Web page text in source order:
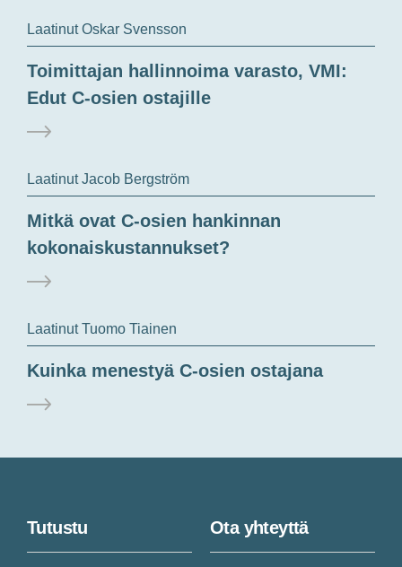
Laatinut Oskar Svensson
Toimittajan hallinnoima varasto, VMI:
Edut C-osien ostajille
Laatinut Jacob Bergström
Mitkä ovat C-osien hankinnan
kokonaiskustannukset?
Laatinut Tuomo Tiainen
Kuinka menestyä C-osien ostajana
Tutustu Ota yhteyttä